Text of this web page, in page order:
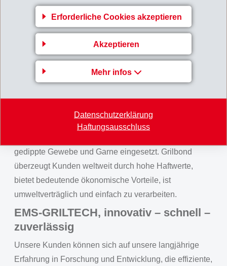
Erforderliche Cookies akzeptieren
Akzeptieren
Mehr infos
Datenschutzerklärung
Haftungsausschluss
Polyamiden und Grilon Fasern zur Herstellung von
Verbundwerkstoffen mit thermoplastischer Matrix
(Organoblech).
Grilbond - der Haftvermittler für
Qualitätsreifen
Grilbond ist der Haftvermittler für die Beschichtung von
von Reifengeweben. Auch in Förderbändern,
gedippte Gewebe und Garne eingesetzt. Grilbond
überzeugt Kunden weltweit durch hohe Haftwerte,
bietet bedeutende ökonomische Vorteile, ist
umweltverträglich und einfach zu verarbeiten.
EMS-GRILTECH, innovativ – schnell –
zuverlässig
Unsere Kunden können sich auf unsere langjährige
Erfahrung in Forschung und Entwicklung, die effiziente,